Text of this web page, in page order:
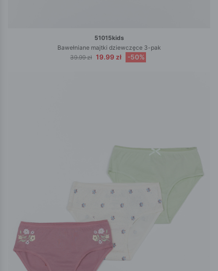
51015kids
Bawełniane majtki dziewczęce 3-pak
39.99 zł 19.99 zł -50%